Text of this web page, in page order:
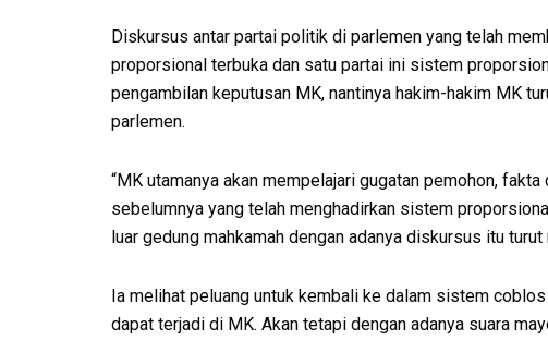
Diskursus antar partai politik di parlemen yang telah
proporsional terbuka dan satu partai ini sistem
pengambilan keputusan MK, nantinya hakim-hakim MK
parlemen.
“MK utamanya akan mempelajari gugatan pemohon,
sebelumnya yang telah menghadirkan sistem
luar gedung mahkamah dengan adanya diskursus itu
Ia melihat peluang untuk kembali ke dalam sistem
dapat terjadi di MK. Akan tetapi dengan adanya suara